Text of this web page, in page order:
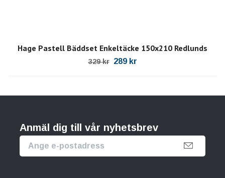
Hage Pastell Bäddset Enkeltäcke 150x210 Redlunds
329 kr 289 kr
Anmäl dig till vår nyhetsbrev